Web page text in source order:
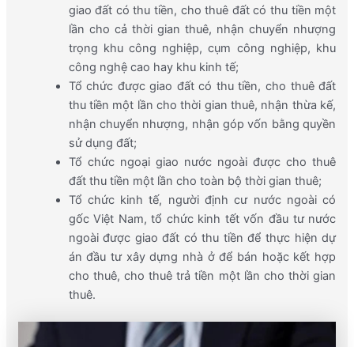
giao đất có thu tiền, cho thuê đất có thu tiền một
lần cho cả thời gian thuê, nhận chuyển nhượng
trọng khu công nghiệp, cụm công nghiệp, khu
công nghệ cao hay khu kinh tế;
Tổ chức được giao đất có thu tiền, cho thuê đất
thu tiền một lần cho thời gian thuê, nhận thừa kế,
nhận chuyển nhượng, nhận góp vốn bằng quyền
sử dụng đất;
Tổ chức ngoại giao nước ngoài được cho thuê
đất thu tiền một lần cho toàn bộ thời gian thuê;
Tổ chức kinh tế, người định cư nước ngoài có
gốc Việt Nam, tổ chức kinh tết vốn đầu tư nước
ngoài được giao đất có thu tiền để thực hiện dự
án đầu tư xây dựng nhà ở để bán hoặc kết hợp
cho thuê, cho thuê trả tiền một lần cho thời gian
thuê.